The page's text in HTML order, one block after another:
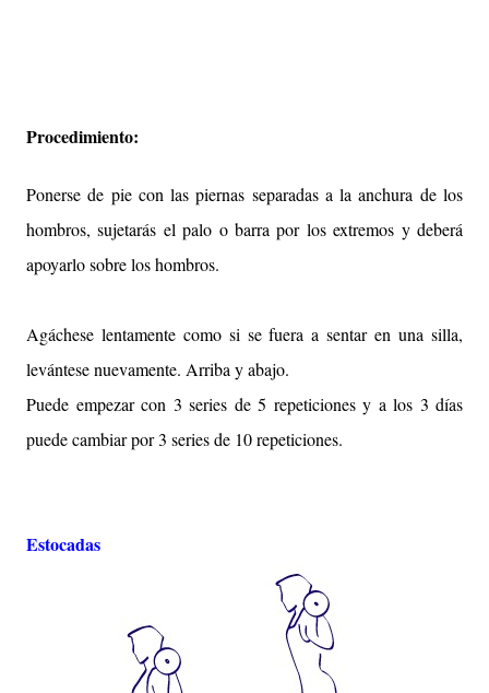
Procedimiento:
Ponerse de pie con las piernas separadas a la anchura de los
hombros, sujetarás el palo o barra por los extremos y deberá
apoyarlo sobre los hombros.
Agáchese lentamente como si se fuera a sentar en una silla,
levántese nuevamente. Arriba y abajo.
Puede empezar con 3 series de 5 repeticiones y a los 3 días
puede cambiar por 3 series de 10 repeticiones.
Estocadas